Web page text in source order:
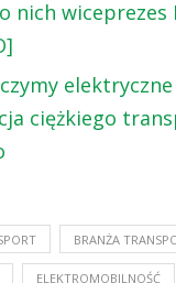
nich wiceprezes
ciężkiego
BRANŻA
ELEKTROMOBILNOŚĆ